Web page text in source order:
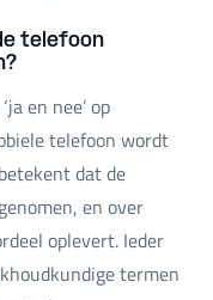
telefoon
en nee’ op
telefoon wordt
dat de
en over
oplevert. Ieder
termen